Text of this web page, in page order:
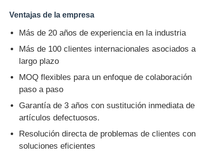
Ventajas de la empresa
Más de 20 años de experiencia en la industria
Más de 100 clientes internacionales asociados a
largo plazo
MOQ flexibles para un enfoque de colaboración
paso a paso
Garantía de 3 años con sustitución inmediata de
artículos defectuosos.
Resolución directa de problemas de clientes con
soluciones eficientes